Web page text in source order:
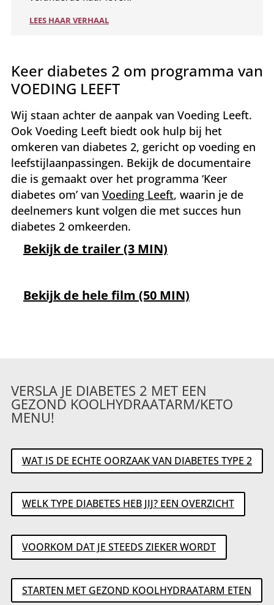
LEES HAAR VERHAAL
Keer diabetes 2 om programma van
VOEDING LEEFT
Wij staan achter de aanpak van Voeding Leeft.
Ook Voeding Leeft biedt ook hulp bij het
omkeren van diabetes 2, gericht op voeding en
leefstijlaanpassingen. Bekijk de documentaire
die is gemaakt over het programma ‘Keer
diabetes om’ van Voeding Leeft, waarin je de
deelnemers kunt volgen die met succes hun
diabetes 2 omkeerden.
Bekijk de trailer (3 MIN)
Bekijk de hele film (50 MIN)
VERSLA JE DIABETES 2 MET EEN
GEZOND KOOLHYDRAATARM/KETO
MENU!
WAT IS DE ECHTE OORZAAK VAN DIABETES TYPE 2
WELK TYPE DIABETES HEB JIJ? EEN OVERZICHT
VOORKOM DAT JE STEEDS ZIEKER WORDT
STARTEN MET GEZOND KOOLHYDRAATARM ETEN